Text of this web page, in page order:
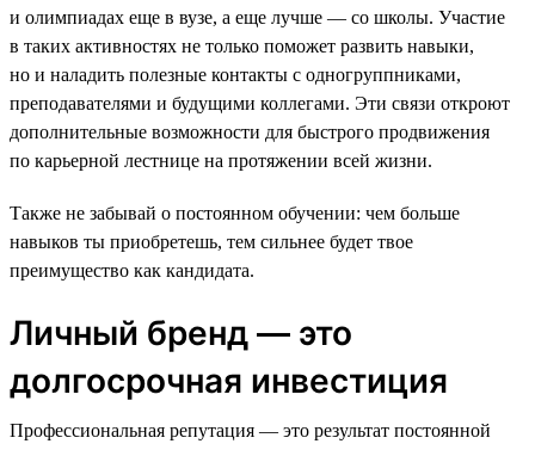
и олимпиадах еще в вузе, а еще лучше — со школы. Участие
в таких активностях не только поможет развить навыки,
но и наладить полезные контакты с одногруппниками,
преподавателями и будущими коллегами. Эти связи откроют
дополнительные возможности для быстрого продвижения
по карьерной лестнице на протяжении всей жизни.
Также не забывай о постоянном обучении: чем больше
навыков ты приобретешь, тем сильнее будет твое
преимущество как кандидата.
Личный бренд — это
долгосрочная инвестиция
Профессиональная репутация — это результат постоянной